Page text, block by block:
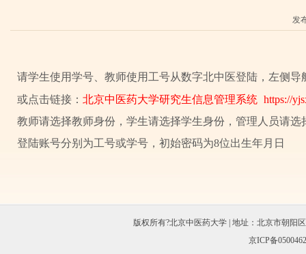
发
请学生使用学号、教师使用工号从数字北中医登陆，左侧导
或点击链接： 北京中医药大学研究生信息管理系统 https://
教师请选择教师身份，学生请选择学生身份，管理人员请选
登陆账号分别为工号或学号，初始密码为8位出生年月日
版权所有?北京中医药大学 | 地址：北京市朝阳
京ICP备